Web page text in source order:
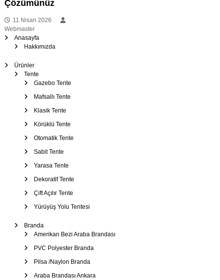
z
i
m
Çözümünüz
11 Nisan 2026
Webmaster
Anasayfa
Hakkımızda
Ürünler
Tente
Gazebo Tente
Mafsallı Tente
Klasik Tente
Körüklü Tente
Otomatik Tente
Sabit Tente
Yarasa Tente
Dekoratif Tente
Çift Açılır Tente
Yürüyüş Yolu Tentesi
Branda
Amerikan Bezi Araba Brandası
PVC Polyester Branda
Pilsa /Naylon Branda
Araba Brandası Ankara